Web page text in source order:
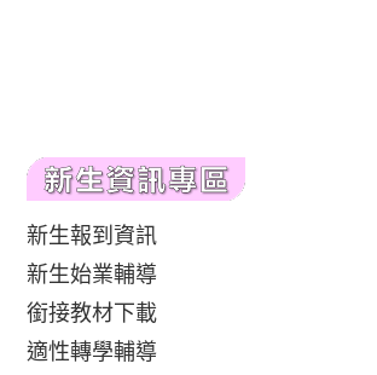
新生報到資訊
新生始業輔導
銜接教材下載
適性轉學輔導